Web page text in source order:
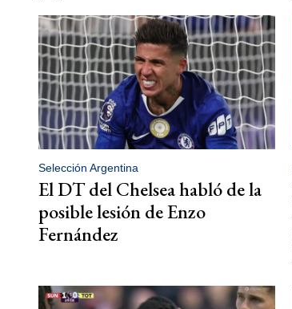
Selección Argentina
El DT del Chelsea habló de la
posible lesión de Enzo
Fernández